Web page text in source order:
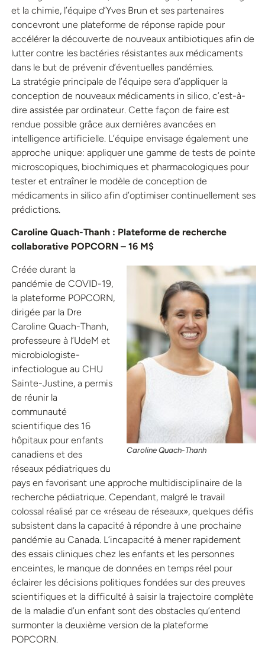
et la chimie, l’équipe d’Yves Brun et ses partenaires
concevront une plateforme de réponse rapide pour
accélérer la découverte de nouveaux antibiotiques afin de
lutter contre les bactéries résistantes aux médicaments
dans le but de prévenir d’éventuelles pandémies.
La stratégie principale de l’équipe sera d’appliquer la
conception de nouveaux médicaments in silico, c’est-à-
dire assistée par ordinateur. Cette façon de faire est
rendue possible grâce aux dernières avancées en
intelligence artificielle. L’équipe envisage également une
approche unique: appliquer une gamme de tests de pointe
microscopiques, biochimiques et pharmacologiques pour
tester et entraîner le modèle de conception de
médicaments in silico afin d’optimiser continuellement ses
prédictions.
Caroline Quach-Thanh : Plateforme de recherche
collaborative POPCORN – 16 M$
Caroline Quach-Thanh
Créée durant la
pandémie de COVID-19,
la plateforme POPCORN,
dirigée par la Dre
Caroline Quach-Thanh,
professeure à l’UdeM et
microbiologiste-
infectiologue au CHU
Sainte-Justine, a permis
de réunir la
communauté
scientifique des 16
hôpitaux pour enfants
canadiens et des
réseaux pédiatriques du
pays en favorisant une approche multidisciplinaire de la
recherche pédiatrique. Cependant, malgré le travail
colossal réalisé par ce «réseau de réseaux», quelques défis
subsistent dans la capacité à répondre à une prochaine
pandémie au Canada. L’incapacité à mener rapidement
des essais cliniques chez les enfants et les personnes
enceintes, le manque de données en temps réel pour
éclairer les décisions politiques fondées sur des preuves
scientifiques et la difficulté à saisir la trajectoire complète
de la maladie d’un enfant sont des obstacles qu’entend
surmonter la deuxième version de la plateforme
POPCORN.